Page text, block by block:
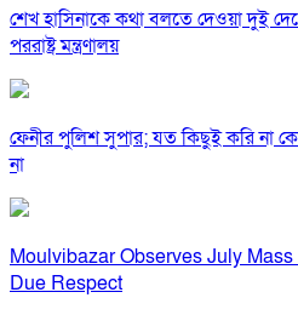
শেখ হাসিনাকে কথা বলতে দেওয়া দুই
পররাষ্ট্র মন্ত্রণালয়
ফেনীর পুলিশ সুপার; যত কিছুই করি না
না
Moulvibazar Observes July
Due Respect